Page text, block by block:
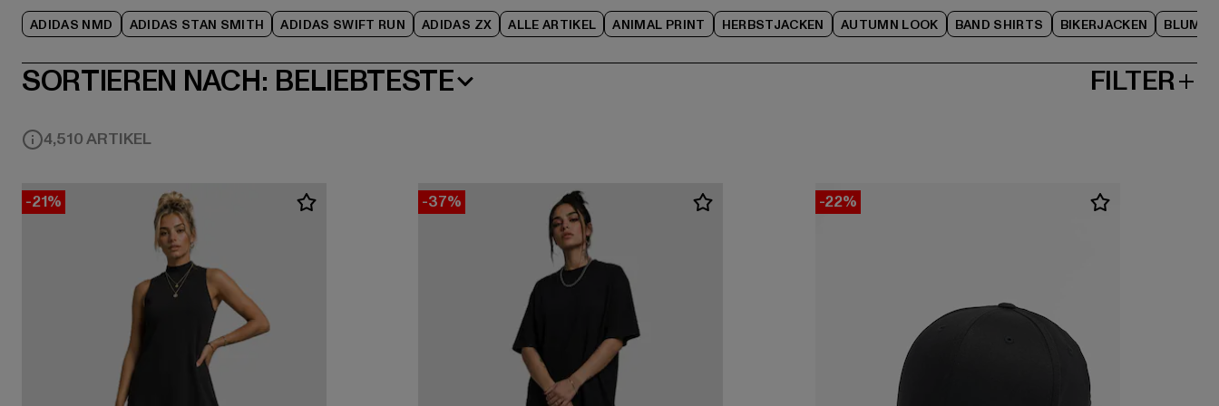
ADIDAS NMD ADIDAS STAN SMITH ADIDAS SWIFT RUN ADIDAS ZX ALLE ARTIKEL ANIMAL PRINT HERBSTJACKEN AUTUMN LOOK BAND SHIRTS BIKERJACKEN
SORTIEREN NACH: BELIEBTESTE FILTER
4,510 ARTIKEL
-21% -37% -22%